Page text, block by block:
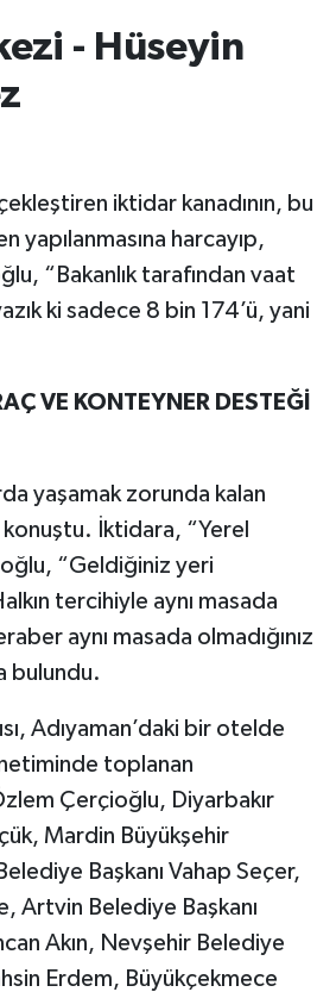
- Hüseyin
iktidar kanadının, bu
yapılanmasına harcayıp,
“Bakanlık tarafından vaat
ki sadece 8 bin 174’ü, yani
VE KONTEYNER DESTEĞİ
yaşamak zorunda kalan
konuştu. İktidara, “Yerel
“Geldiğiniz yeri
tercihiyle aynı masada
aynı masada olmadığınız
bulundu.
Adıyaman’daki bir otelde
toplanan
Çerçioğlu, Diyarbakır
Mardin Büyükşehir
Başkanı Vahap Seçer,
Artvin Belediye Başkanı
Akın, Nevşehir Belediye
Erdem, Büyükçekmece